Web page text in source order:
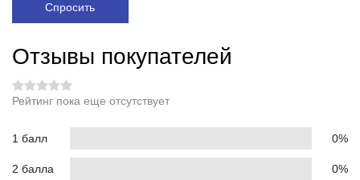
Спросить
Отзывы покупателей
Рейтинг пока еще отсутствует
1 балл 0%
2 балла 0%